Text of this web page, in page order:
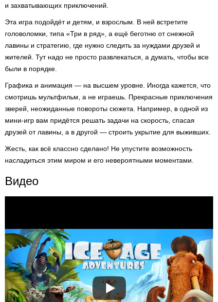
и захватывающих приключений.
Эта игра подойдёт и детям, и взрослым. В ней встретите
головоломки, типа «Три в ряд», а ещё беготню от снежной
лавины и стратегию, где нужно следить за нуждами друзей и
жителей. Тут надо не просто развлекаться, а думать, чтобы все
были в порядке.
Графика и анимация — на высшем уровне. Иногда кажется, что
смотришь мультфильм, а не играешь. Прекрасные приключения
зверей, неожиданные повороты сюжета. Например, в одной из
мини-игр вам придётся решать задачи на скорость, спасая
друзей от лавины, а в другой — строить укрытие для выживших.
Жесть, как всё классно сделано! Не упустите возможность
насладиться этим миром и его невероятными моментами.
Видео